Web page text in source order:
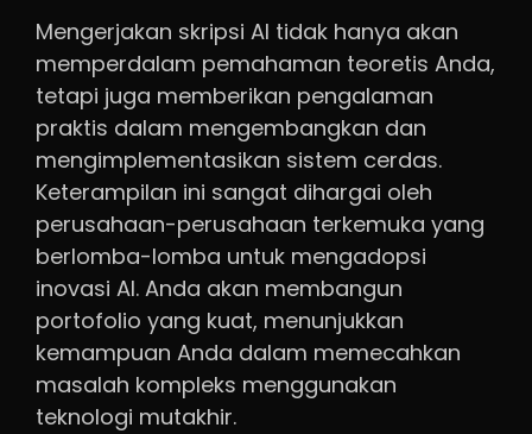
Mengerjakan skripsi AI tidak hanya akan
memperdalam pemahaman teoretis Anda,
tetapi juga memberikan pengalaman
praktis dalam mengembangkan dan
mengimplementasikan sistem cerdas.
Keterampilan ini sangat dihargai oleh
perusahaan-perusahaan terkemuka yang
berlomba-lomba untuk mengadopsi
inovasi AI. Anda akan membangun
portofolio yang kuat, menunjukkan
kemampuan Anda dalam memecahkan
masalah kompleks menggunakan
teknologi mutakhir.